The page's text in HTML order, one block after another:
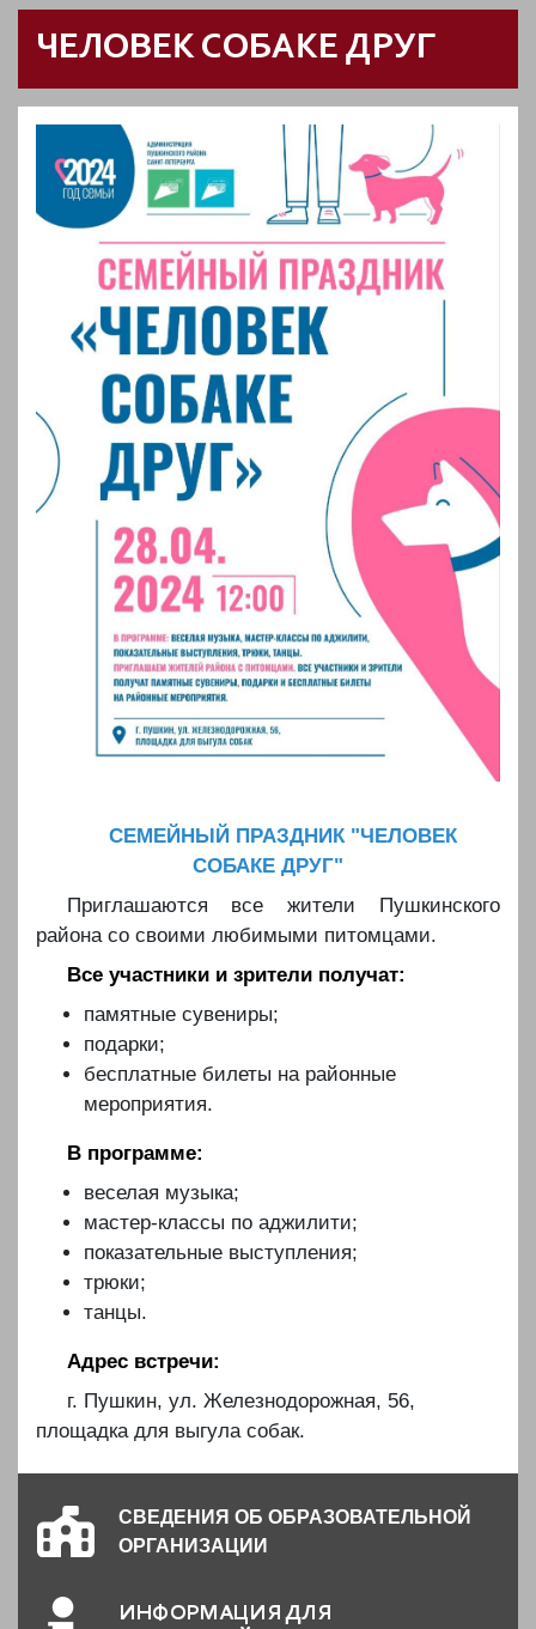
СВЕДЕНИЯ ОБ ОБРАЗОВАТЕЛЬНОЙ
ОРГАНИЗАЦИИ
ИНФОРМАЦИЯ ДЛЯ
ЧЕЛОВЕК СОБАКЕ ДРУГ
СЕМЕЙНЫЙ ПРАЗДНИК "ЧЕЛОВЕК
СОБАКЕ ДРУГ"
Приглашаются все жители Пушкинского
района со своими любимыми питомцами.
Все участники и зрители получат:
памятные сувениры;
подарки;
бесплатные билеты на районные
мероприятия.
В программе:
веселая музыка;
мастер-классы по аджилити;
показательные выступления;
трюки;
танцы.
Адрес встречи:
г. Пушкин, ул. Железнодорожная, 56,
площадка для выгула собак.